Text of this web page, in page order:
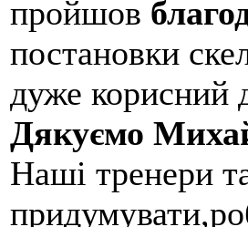
пройшов
постановки
дуже корисний
Дякуємо
Наші тренери